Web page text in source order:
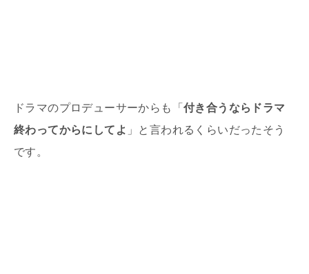
ドラマのプロデューサーからも「 付き合うならドラマ
終わってからにしてよ 」と言われるくらいだったそう
です。